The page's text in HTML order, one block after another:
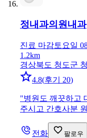
정내과의원 내과
진료 마감토요일
1.2km
경상북도 청도군
4.8(후기 20)
"병원도 깨끗하고
주시고 간호사분
전화 팔로우